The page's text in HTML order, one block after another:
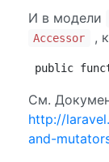
И в модели
Accessor ,
public
См.
http://
and-